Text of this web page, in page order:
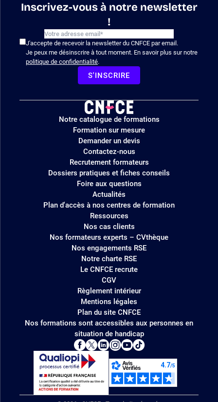
Inscrivez-vous à notre newsletter
!
J'accepte de recevoir la newsletter du CNFCE par email.
Je peux me désinscrire à tout moment. En savoir plus sur notre
politique de confidentialité.
S'INSCRIRE
Logo
site
Notre catalogue de formations
Formation sur mesure
Demander un devis
Contactez-nous
Recrutement formateurs
Dossiers pratiques et fiches conseils
Foire aux questions
Actualités
Plan d'accès à nos centres de formation
Ressources
Nos cas clients
Nos formateurs experts – CVthèque
Nos engagements RSE
Notre charte RSE
Le CNFCE recrute
CGV
Règlement intérieur
Mentions légales
Plan du site CNFCE
Nos formations sont accessibles aux personnes en
situation de handicap